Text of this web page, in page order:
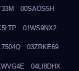
00SAOS5H
01WS9NX2
03ZRKE69
04LI8DHX